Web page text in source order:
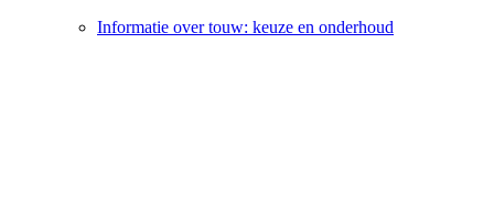
Informatie over touw: keuze en onderhoud